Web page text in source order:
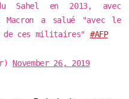
Sahel en 2013, avec
Macron a salué "avec le
de ces militaires" #AFP
November 26, 2019